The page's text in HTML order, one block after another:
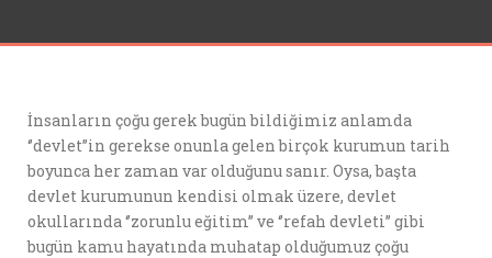
İnsanların çoğu gerek bugün bildiğimiz anlamda
‘’devlet’’in gerekse onunla gelen birçok kurumun tarih
boyunca her zaman var olduğunu sanır. Oysa, başta
devlet kurumunun kendisi olmak üzere, devlet
okullarında ‘’zorunlu eğitim’’ ve ‘’refah devleti’’ gibi
bugün kamu hayatında muhatap olduğumuz çoğu